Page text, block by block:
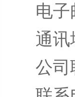
电子
通讯
公司